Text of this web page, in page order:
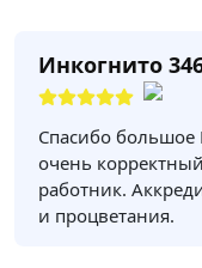
Инкогнито
Спасибо
очень
работник.
и процветания.